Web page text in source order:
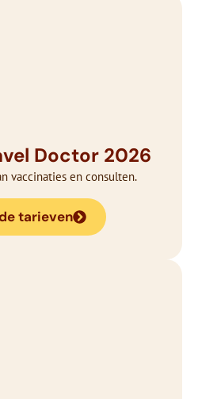
Doctor 2026
vaccinaties en consulten.
tarieven